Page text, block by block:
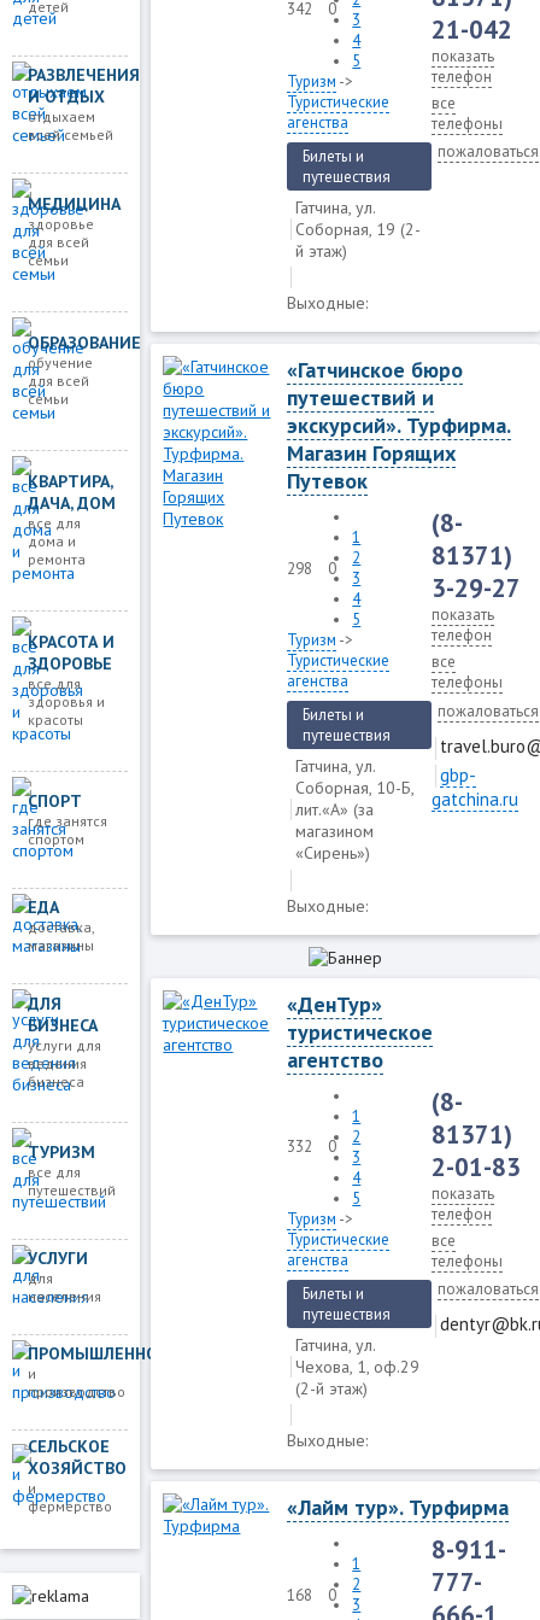
детей
РАЗВЛЕЧЕНИЯ
И ОТДЫХ
отдыхаем
всей семьей
МЕДИЦИНА
здоровье
для всей
семьи
ОБРАЗОВАНИЕ
обучение
для всей
семьи
КВАРТИРА,
ДАЧА, ДОМ
все для
дома и
ремонта
КРАСОТА И
ЗДОРОВЬЕ
все для
здоровья и
красоты
СПОРТ
где занятся
спортом
ЕДА
доставка,
магазины
ДЛЯ
БИЗНЕСА
услуги для
ведения
бизнеса
ТУРИЗМ
все для
путешествий
УСЛУГИ
для
населения
ПРОМЫШЛЕННОСТЬ
и
производство
СЕЛЬСКОЕ
ХОЗЯЙСТВО
и
фермерство
342 0
3
4
5
Туризм ->
Туристические
агенства
Билеты и
путешествия
Гатчина, ул.
Соборная, 19 (2-
й этаж)
Выходные:
21-042
показать
телефон
все
телефоны
пожаловаться
«Гатчинское бюро
путешествий и
экскурсий». Турфирма.
Магазин Горящих
Путевок
298 0
1
2
3
4
5
Туризм ->
Туристические
агенства
Билеты и
путешествия
Гатчина, ул.
Соборная, 10-Б,
лит.«А» (за
магазином
«Сирень»)
Выходные:
(8-
81371)
3-29-27
показать
телефон
все
телефоны
пожаловаться
gbp-
gatchina.ru
«ДенТур»
туристическое
агентство
332 0
1
2
3
4
5
Туризм ->
Туристические
агенства
Билеты и
путешествия
Гатчина, ул.
Чехова, 1, оф.29
(2-й этаж)
Выходные:
(8-
81371)
2-01-83
показать
телефон
все
телефоны
пожаловаться
«Лайм тур». Турфирма
168 0
1
2
3
8-911-
777-